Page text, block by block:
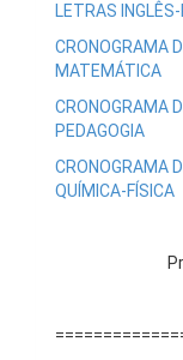
LETRAS
CRONOGRAMA
MATEMÁTICA
CRONOGRAMA
PEDAGOGIA
CRONOGRAMA
QUÍMICA-FÍSICA